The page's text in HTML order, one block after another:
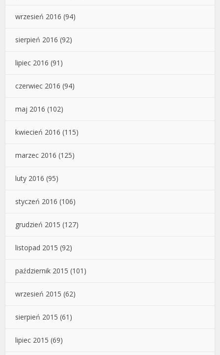
wrzesień 2016 (94)
sierpień 2016 (92)
lipiec 2016 (91)
czerwiec 2016 (94)
maj 2016 (102)
kwiecień 2016 (115)
marzec 2016 (125)
luty 2016 (95)
styczeń 2016 (106)
grudzień 2015 (127)
listopad 2015 (92)
październik 2015 (101)
wrzesień 2015 (62)
sierpień 2015 (61)
lipiec 2015 (69)